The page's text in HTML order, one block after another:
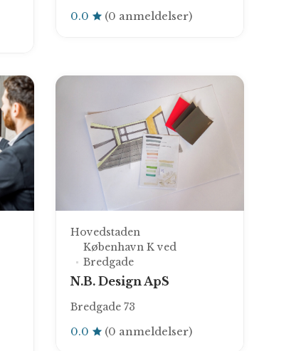
0.0 (0 anmeldelser)
Hovedstaden
København K ved
Bredgade
N.B. Design ApS
Bredgade 73
0.0 (0 anmeldelser)